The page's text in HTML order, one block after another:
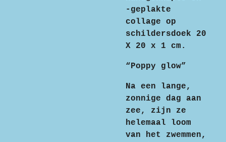
-geplakte
collage op
schildersdoek 20
X 20 x 1 cm.
“Poppy glow”
Na een lange,
zonnige dag aan
zee, zijn ze
helemaal loom
van het zwemmen,